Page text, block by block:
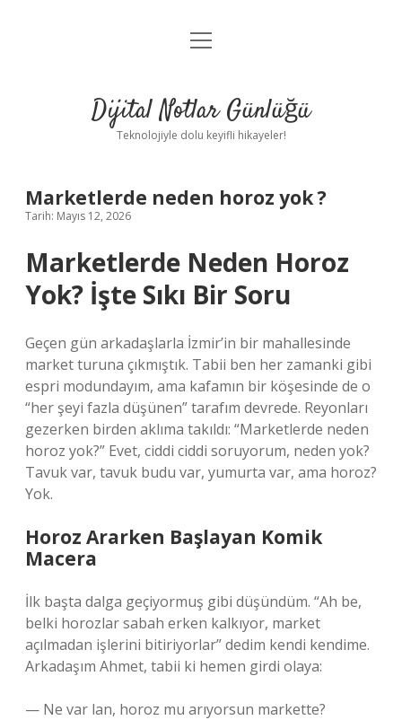
Anasayfa
Yasal Uyarı
menüyü
Dijital Notlar Günlüğü
Teknolojiyle dolu keyifli hikayeler!
Marketlerde neden horoz yok ?
Tarih: Mayıs 12, 2026
Marketlerde Neden Horoz
Yok? İşte Sıkı Bir Soru
Geçen gün arkadaşlarla İzmir’in bir mahallesinde
market turuna çıkmıştık. Tabii ben her zamanki gibi
espri modundayım, ama kafamın bir köşesinde de o
“her şeyi fazla düşünen” tarafım devrede. Reyonları
gezerken birden aklıma takıldı: “Marketlerde neden
horoz yok?” Evet, ciddi ciddi soruyorum, neden yok?
Tavuk var, tavuk budu var, yumurta var, ama horoz?
Yok.
Horoz Ararken Başlayan Komik
Macera
İlk başta dalga geçiyormuş gibi düşündüm. “Ah be,
belki horozlar sabah erken kalkıyor, market
açılmadan işlerini bitiriyorlar” dedim kendi kendime.
Arkadaşım Ahmet, tabii ki hemen girdi olaya:
— Ne var lan, horoz mu arıyorsun markette?